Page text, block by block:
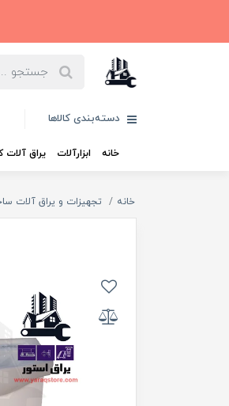
دسته‌بندی کالاها
خانه ابزارآلات یراق آلات
خانه تجهیزات و یراق آلات